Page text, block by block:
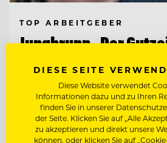
TOP ARBEITGEBER
Jungbrunn - Der
6675 Tannheim/Tirol,
AUSBILDUNG ZUM
DIESE SEITE
Diese Website verwendet
Informationen dazu und zu Ihren
finden Sie in unserer
der Seite. Klicken Sie auf „Alle
zu akzeptieren und direkt unsere
können, oder klicken Sie auf